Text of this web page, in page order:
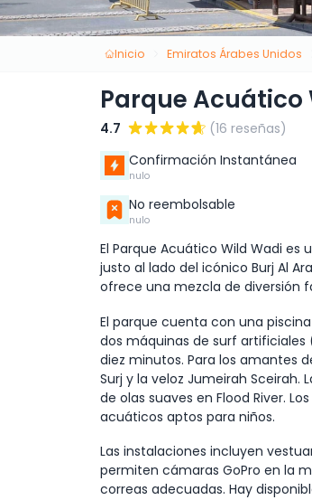
Inicio Emiratos Árabes Unidos
Parque Acuático
4.7
(16 reseñas)
Confirmación Instantánea
nulo
No reembolsable
nulo
El Parque Acuático Wild Wadi
justo al lado del icónico Burj Al
ofrece una mezcla de diversión
El parque cuenta con una
dos máquinas de surf artificiales
diez minutos. Para los amantes
Surj y la veloz Jumeirah Sceirah.
de olas suaves en Flood River.
acuáticos aptos para niños.
Las instalaciones incluyen
permiten cámaras GoPro en la
correas adecuadas. Hay